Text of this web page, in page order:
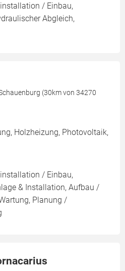
/ Einbau,
Abgleich,
(30km von 34270
Holzheizung, Photovoltaik,
/ Einbau,
& Installation, Aufbau /
Planung /